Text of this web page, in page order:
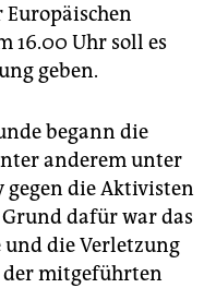
16.00 Uhr soll es
geben.
begann die
anderem unter
gegen die Aktivisten
dafür war das
die Verletzung
der mitgeführten